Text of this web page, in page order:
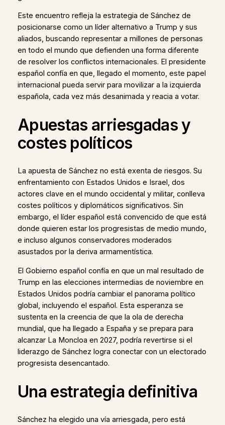
Este encuentro refleja la estrategia de Sánchez de
posicionarse como un líder alternativo a Trump y sus
aliados, buscando representar a millones de personas
en todo el mundo que defienden una forma diferente
de resolver los conflictos internacionales. El presidente
español confía en que, llegado el momento, este papel
internacional pueda servir para movilizar a la izquierda
española, cada vez más desanimada y reacia a votar.
Apuestas arriesgadas y
costes políticos
La apuesta de Sánchez no está exenta de riesgos. Su
enfrentamiento con Estados Unidos e Israel, dos
actores clave en el mundo occidental y militar, conlleva
costes políticos y diplomáticos significativos. Sin
embargo, el líder español está convencido de que está
donde quieren estar los progresistas de medio mundo,
e incluso algunos conservadores moderados
asustados por la deriva armamentística.
El Gobierno español confía en que un mal resultado de
Trump en las elecciones intermedias de noviembre en
Estados Unidos podría cambiar el panorama político
global, incluyendo el español. Esta esperanza se
sustenta en la creencia de que la ola de derecha
mundial, que ha llegado a España y se prepara para
alcanzar La Moncloa en 2027, podría revertirse si el
liderazgo de Sánchez logra conectar con un electorado
progresista desencantado.
Una estrategia definitiva
Sánchez ha elegido una vía arriesgada, pero está